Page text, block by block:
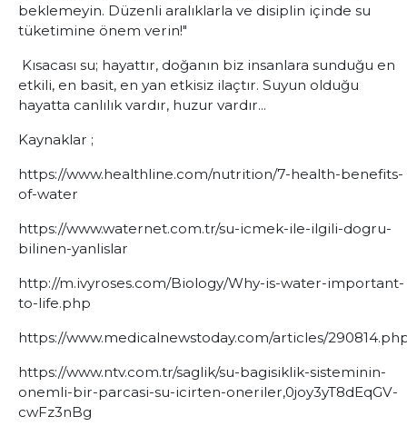
beklemeyin. Düzenli aralıklarla ve disiplin içinde su
tüketimine önem verin!"
Kısacası su; hayattır, doğanın biz insanlara sunduğu en
etkili, en basit, en yan etkisiz ilaçtır. Suyun olduğu
hayatta canlılık vardır, huzur vardır...
Kaynaklar ;
https://www.healthline.com/nutrition/7-health-benefits-
of-water
https://www.waternet.com.tr/su-icmek-ile-ilgili-dogru-
bilinen-yanlislar
http://m.ivyroses.com/Biology/Why-is-water-important-
to-life.php
https://www.medicalnewstoday.com/articles/
https://www.ntv.com.tr/saglik/su-bagisiklik-sisteminin-
onemli-bir-parcasi-su-icirten-oneriler,0joy3yT8dEqGV-
cwFz3nBg